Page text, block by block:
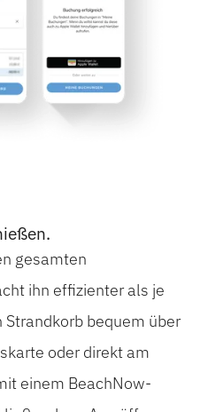
gesamten
ihn effizienter als je
bequem über
oder direkt am
einem BeachNow-